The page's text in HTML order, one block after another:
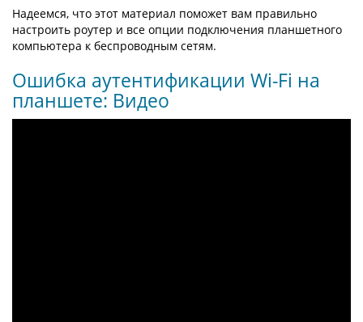
Надеемся, что этот материал поможет вам правильно
настроить роутер и все опции подключения планшетного
компьютера к беспроводным сетям.
Ошибка аутентификации Wi-Fi на
планшете: Видео